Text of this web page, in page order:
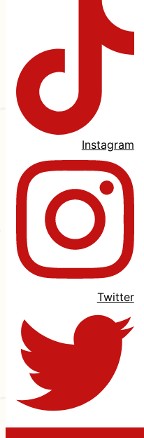
Instagram
Twitter